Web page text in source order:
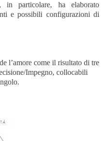
in particolare, ha elaborato
e possibili configurazioni di
l’amore come il risultato di tre
Impegno, collocabili